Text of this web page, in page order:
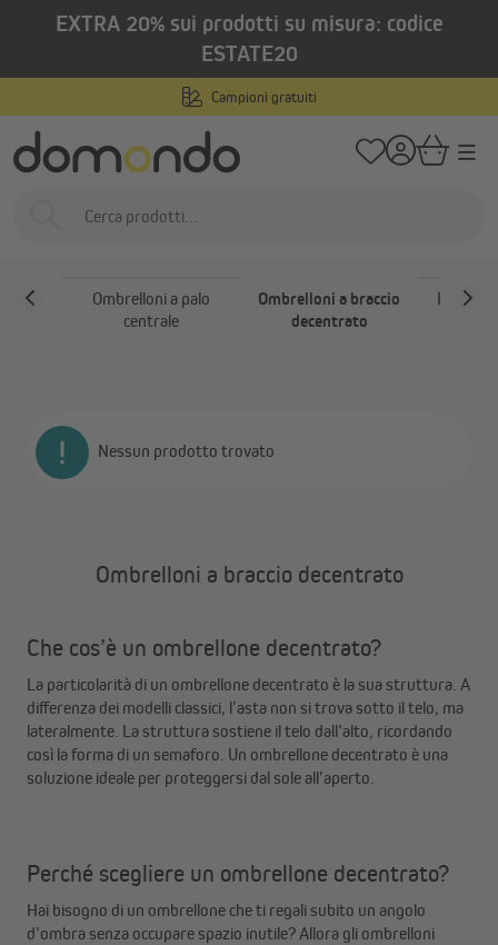
principale
EXTRA 20% sui prodotti su misura: codice
ESTATE20
Campioni gratuiti
Prodotti per esterni / Ombrelloni
Ombrelloni a braccio
decentrato
Ombrelloni
Ombrelloni a palo
centrale
Ombrelloni a braccio
decentrato
Base
Nessun prodotto trovato
Ombrelloni a braccio decentrato
Che cos’è un ombrellone decentrato?
La particolarità di un ombrellone decentrato è la sua struttura. A
differenza dei modelli classici, l’asta non si trova sotto il telo, ma
lateralmente. La struttura sostiene il telo dall’alto, ricordando
così la forma di un semaforo. Un ombrellone decentrato è una
soluzione ideale per proteggersi dal sole all’aperto.
Perché scegliere un ombrellone decentrato?
Hai bisogno di un ombrellone che ti regali subito un angolo
d’ombra senza occupare spazio inutile? Allora gli ombrelloni